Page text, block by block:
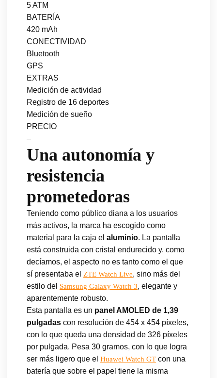
5 ATM
BATERÍA
420 mAh
CONECTIVIDAD
Bluetooth
GPS
EXTRAS
Medición de actividad
Registro de 16 deportes
Medición de sueño
PRECIO
–
Una autonomía y
resistencia
prometedoras
Teniendo como público diana a los usuarios
más activos, la marca ha escogido como
material para la caja el aluminio. La pantalla
está construida con cristal endurecido y, como
decíamos, el aspecto no es tanto como el que
sí presentaba el ZTE Watch Live, sino más del
estilo del Samsung Galaxy Watch 3, elegante y
aparentemente robusto.
Esta pantalla es un panel AMOLED de 1,39
pulgadas con resolución de 454 x 454 píxeles,
con lo que queda una densidad de 326 píxeles
por pulgada. Pesa 30 gramos, con lo que logra
ser más ligero que el Huawei Watch GT con una
batería que sobre el papel tiene la misma